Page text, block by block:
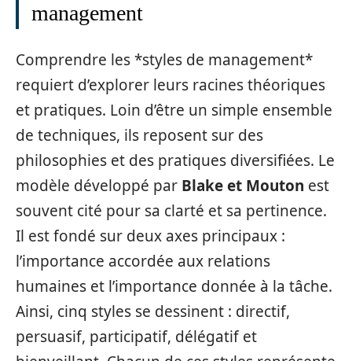
management
Comprendre les *styles de management*
requiert d’explorer leurs racines théoriques
et pratiques. Loin d’être un simple ensemble
de techniques, ils reposent sur des
philosophies et des pratiques diversifiées. Le
modèle développé par Blake et Mouton est
souvent cité pour sa clarté et sa pertinence.
Il est fondé sur deux axes principaux :
l’importance accordée aux relations
humaines et l’importance donnée à la tâche.
Ainsi, cinq styles se dessinent : directif,
persuasif, participatif, délégatif et